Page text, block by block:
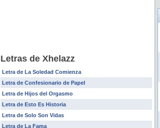
Letras de Xhelazz
Letra de La Soledad Comienza
Letra de Confesionario de Papel
Letra de Hijos del Orgasmo
Letra de Esto Es Historia
Letra de Solo Son Vidas
Letra de La Fama